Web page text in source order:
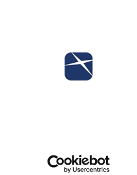
Commission for
according to
(Consolidated
employers, as
particular